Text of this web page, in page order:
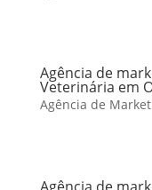
Agência de
Veterinária em
Agência de